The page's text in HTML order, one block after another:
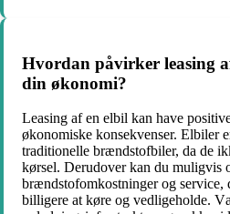
Hvordan påvirker leasing
din økonomi?
Leasing af en elbil kan have
økonomiske konsekvenser. Elbiler
traditionelle brændstofbiler, da de
kørsel. Derudover kan du muligvis
brændstofomkostninger og service,
billigere at køre og vedligeholde.